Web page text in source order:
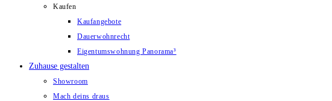
Kaufen
Kaufangebote
Dauerwohnrecht
Eigentumswohnung Panorama³
Zuhause gestalten
Showroom
Mach deins draus